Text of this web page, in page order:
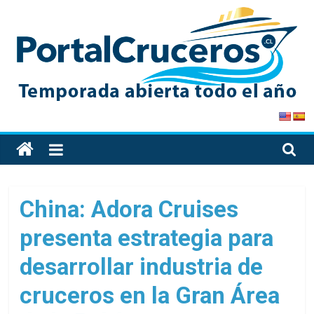
content
PortalCruceros
Toda
la
de
cruceros
en
un
solo
China: Adora Cruises
presenta estrategia para
desarrollar industria de
cruceros en la Gran Área